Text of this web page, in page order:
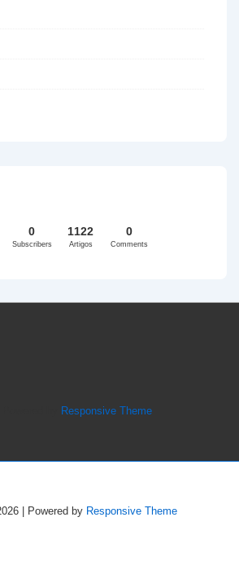
0
Subscribers
1122
Artigos
0
Comments
Responsive Theme
| Powered by Responsive Theme